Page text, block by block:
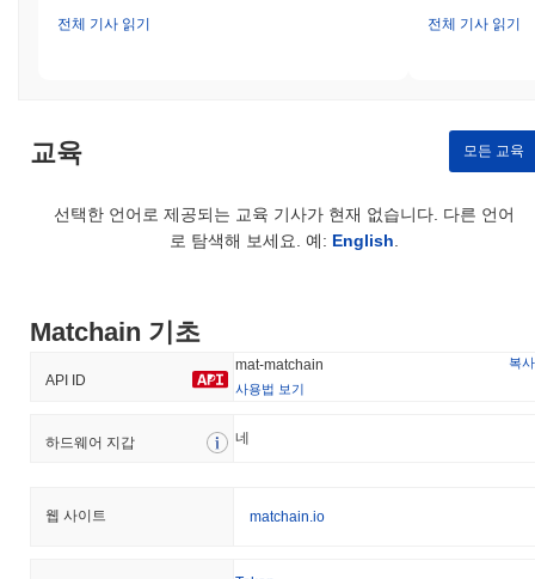
Matchain (MAT)는 어디에서 구매할 수 있나요?
소로는
지난 24시간 동안 Matchain의 거래량은 $76,431.31
Matchain의 가격 범위 기록은 무엇인가요?
역대 최저가(ATL):
$0.030727
Matchain는 현재 ATH보다~98.83%
Matchain의 현재 시가총액은 얼마인가요?
전체 기사 읽기 전체 기사 읽기
교육 모든 교육
선택한 언어로 제공되는 교육 기사가 현재 없습니다. 다른 언어
로 탐색해 보세요. 예: English
Matchain 기초
API ID
mat-matchain
복사
사용법 보기
하드웨어 지갑 네
웹 사이트 matchain.io